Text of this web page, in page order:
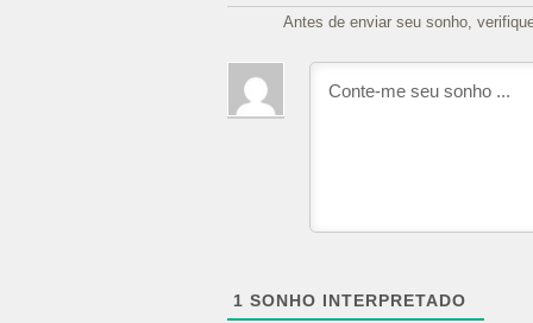
Antes de enviar seu sonho,
1 SONHO INTERPRETADO